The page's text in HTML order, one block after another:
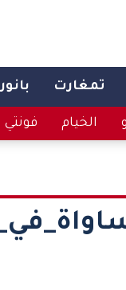
تمغارت
الخيام فونتي